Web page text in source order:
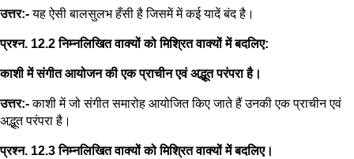
उत्तर:-यह ऐसी बालसुलभ हँसी है जिसमें में कई यादें बंद है।
प्रश्न. 12.2 निम्नलिखित वाक्यों को मिश्रित वाक्यों में बदलिए:
काशी में संगीत आयोजन की एक प्राचीन एवं अद्भूत परंपरा है।
उत्तर:-काशी में जो संगीत समारोह आयोजित किए जाते हैं उनकी एक प्राचीन एवं
अद्भूत परंपरा है।
प्रश्न. 12.3 निम्नलिखित वाक्यों को मिश्रित वाक्यों में बदलिए।